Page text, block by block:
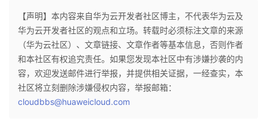
【声明】本内容来自华为云开发者社区博主，不代表华为云及
华为云开发者社区的观点和立场。转载时必须标注文章的来源
（华为云社区）、文章链接、文章作者等基本信息，否则作者
和本社区有权追究责任。如果您发现本社区中有涉嫌抄袭的内
容，欢迎发送邮件进行举报，并提供相关证据，一经查实，本
社区将立刻删除涉嫌侵权内容，举报邮箱：
cloudbbs@huaweicloud.com